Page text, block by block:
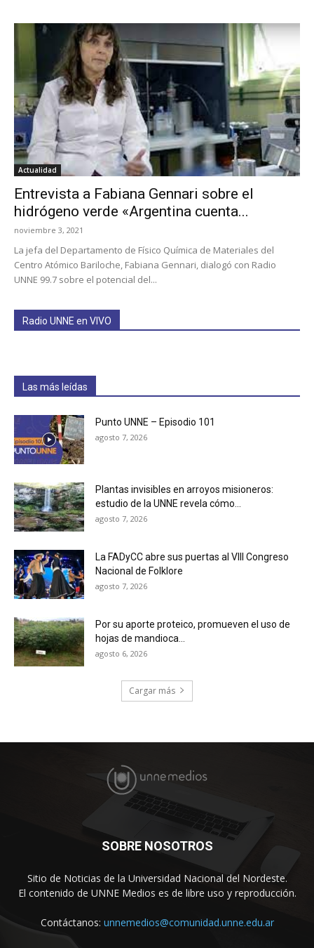
Actualidad
Entrevista a Fabiana Gennari sobre el
hidrógeno verde «Argentina cuenta...
noviembre 3, 2021
La jefa del Departamento de Físico Química de Materiales del
Centro Atómico Bariloche, Fabiana Gennari, dialogó con Radio
UNNE 99.7 sobre el potencial del...
Radio UNNE en VIVO
Las más leídas
Punto UNNE – Episodio 101
agosto 7, 2026
Plantas invisibles en arroyos misioneros:
estudio de la UNNE revela cómo...
agosto 7, 2026
La FADyCC abre sus puertas al VIII Congreso
Nacional de Folklore
agosto 7, 2026
Por su aporte proteico, promueven el uso de
hojas de mandioca...
agosto 6, 2026
Cargar más
SOBRE NOSOTROS
Sitio de Noticias de la Universidad Nacional del Nordeste.
El contenido de UNNE Medios es de libre uso y reproducción.
Contáctanos: unnemedios@comunidad.unne.edu.ar